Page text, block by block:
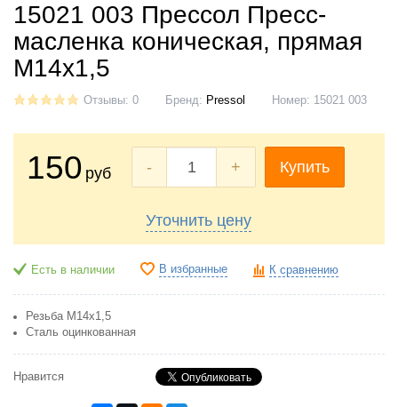
15021 003 Прессол Пресс-
масленка коническая, прямая
М14х1,5
Отзывы: 0 Бренд: Pressol Номер: 15021 003
150 руб - + Купить
Уточнить цену
Есть в наличии В избранные К сравнению
Резьба М14х1,5
Сталь оцинкованная
Нравится